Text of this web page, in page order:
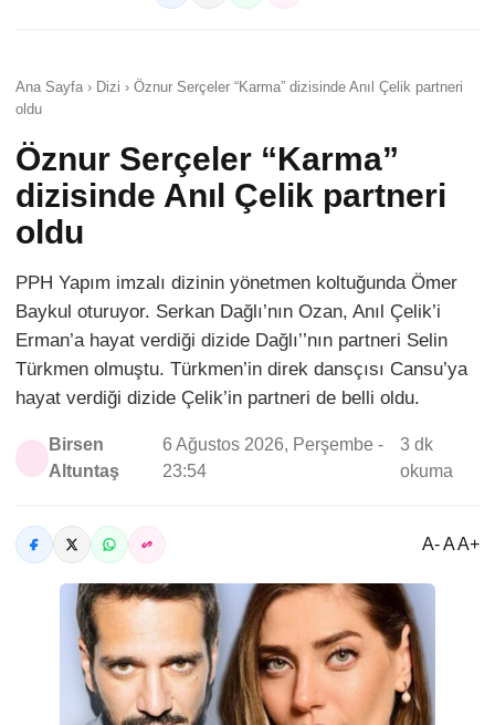
Ana Sayfa › Dizi › Öznur Serçeler “Karma” dizisinde Anıl Çelik partneri
oldu
Öznur Serçeler “Karma”
dizisinde Anıl Çelik partneri
oldu
PPH Yapım imzalı dizinin yönetmen koltuğunda Ömer
Baykul oturuyor. Serkan Dağlı’nın Ozan, Anıl Çelik’i
Erman’a hayat verdiği dizide Dağlı’’nın partneri Selin
Türkmen olmuştu. Türkmen’in direk dansçısı Cansu’ya
hayat verdiği dizide Çelik’in partneri de belli oldu.
Birsen
Altuntaş
6 Ağustos 2026, Perşembe -
23:54
3 dk
okuma
A- A A+